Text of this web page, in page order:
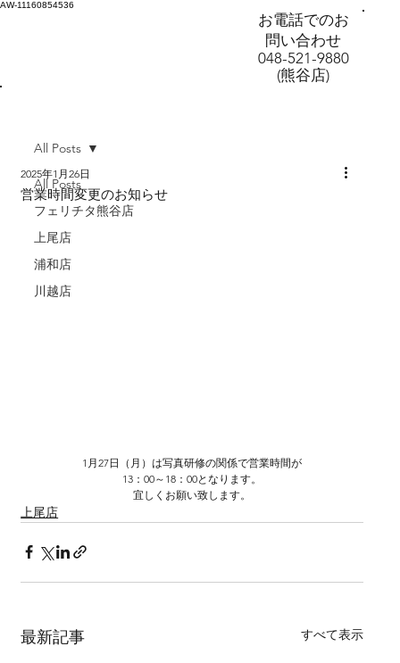
AW-11160854536
お電話でのお
問い合わせ
048-521-9880
(熊谷店)
All Posts
フェリチタ熊谷店
上尾店
浦和店
川越店
All Posts
営業時間変更のお知らせ
2025年1月26日
1月27日（月）は写真研修の関係で営業時間が
13：00～18：00となります。
宜しくお願い致します。
上尾店
最新記事 すべて表示